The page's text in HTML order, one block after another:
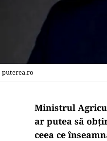
puterea.ro
Ministrul
ar putea să
ceea ce